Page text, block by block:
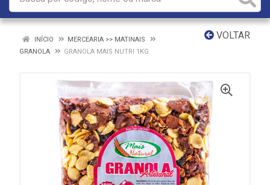
VOLTAR
INÍCIO
MERCEARIA >> MATINAIS
GRANOLA
GRANOLA MAIS NUTRI 1KG